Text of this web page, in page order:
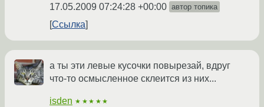
17.05.2009 07:24:28 +00:00 автор топика
Ссылка
а ты эти левые кусочки повырезай, вдруг
что-то осмысленное склеится из них...
isden ★★★★★